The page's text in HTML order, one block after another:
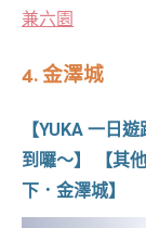
兼六園
4.金澤城
【YUKA 一日
到囉～】
【其
下．金澤城】